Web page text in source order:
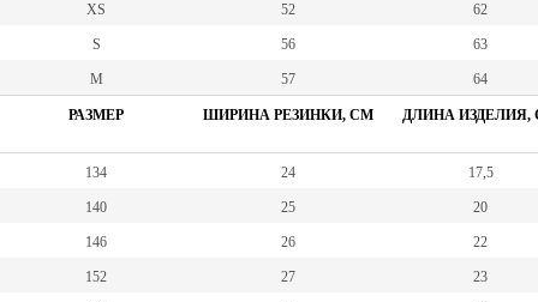
XS 52 62
S 56 63
M 57 64
РАЗМЕР ШИРИНА РЕЗИНКИ, СМ ДЛИНА ИЗДЕЛИЯ,
134 24 17,5
140 25 20
146 26 22
152 27 23